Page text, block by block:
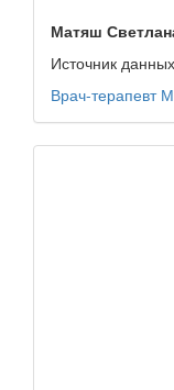
Матяш
Источник
Врач-терапевт